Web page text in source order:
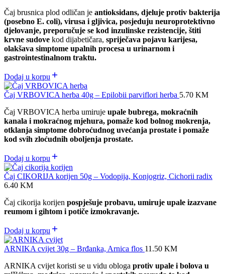
Čaj brusnica plod odličan je antioksidans, djeluje protiv bakterija
(posebno E. coli), virusa i gljivica, posjeduju neuroprotektivno
djelovanje, preporučuje se kod inzulinske rezistencije, štiti
krvne sudove kod dijabetičara, spriječava pojavu karijesa,
olakšava simptome upalnih procesa u urinarnom i
gastrointestinalnom traktu.
Dodaj u korpu
Čaj VRBOVICA herba 40g – Epilobii parviflori herba 5.70 KM
Čaj VRBOVICA herba umiruje upale bubrega, mokraćnih
kanala i mokraćnog mjehura, pomaže kod bolnog mokrenja,
otklanja simptome dobroćudnog uvećanja prostate i pomaže
kod svih zloćudnih oboljenja prostate.
Dodaj u korpu
Čaj CIKORIJA korijen 50g – Vodopija, Konjogriz, Cichorii radix
6.40 KM
Čaj cikorija korijen pospješuje probavu, umiruje upale izazvane
reumom i gihtom i potiče izmokravanje.
Dodaj u korpu
ARNIKA cvijet 30g – Brđanka, Arnica flos 11.50 KM
ARNIKA cvijet koristi se u vidu obloga protiv upale i bolova u